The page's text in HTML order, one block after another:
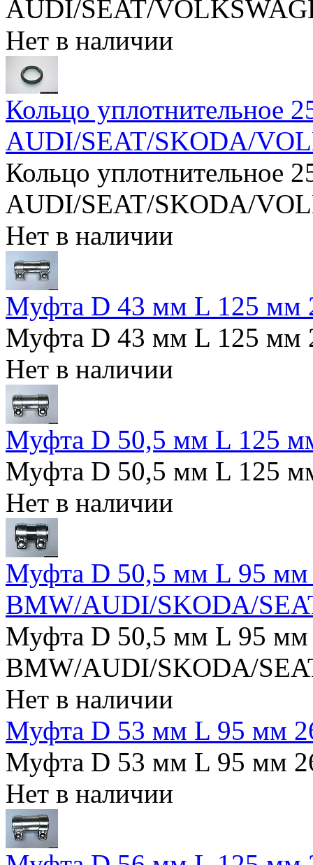
AUDI/SEAT/
Нет в наличии
Кольцо уплотнительное
AUDI/SEAT/SKODA/
Кольцо уплотнительное
AUDI/SEAT/SKODA/
Нет в наличии
Муфта D 43 мм L 125 мм
Муфта D 43 мм L 125 мм
Нет в наличии
Муфта D 50,5 мм L 125
Муфта D 50,5 мм L 125
Нет в наличии
Муфта D 50,5 мм L 95 мм
BMW/AUDI/SKODA/
Муфта D 50,5 мм L 95 мм
BMW/AUDI/SKODA/
Нет в наличии
Муфта D 53 мм L 95 мм
Муфта D 53 мм L 95 мм
Нет в наличии